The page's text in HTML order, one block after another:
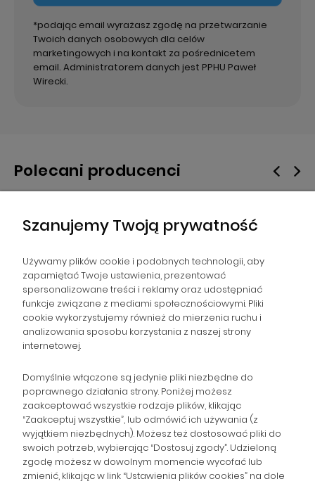
*podając email wyrażasz zgodę na przetwarzanie
Twoich danych osobowych dla celów
marketingowych i na kontakt za pośrednicetem
email. Administratorem danych jest PPHU Paweł
Wirecki.
Polecani producenci
NAWIGACJA
POMOC
ZAMÓWIENIA
POPULARNE KATEGORIE
Gromadzka 46
Zapisz się na Newsletter i
Szanujemy Twoją prywatność
Używamy plików cookie i podobnych technologii, aby
zapamiętać Twoje ustawienia, prezentować
spersonalizowane treści i reklamy oraz udostępniać
funkcje związane z mediami społecznościowymi. Pliki
cookie wykorzystujemy również do mierzenia ruchu i
analizowania sposobu korzystania z naszej strony
internetowej.
Domyślnie włączone są jedynie pliki niezbędne do
poprawnego działania strony. Poniżej możesz
zaakceptować wszystkie rodzaje plików, klikając
“Zaakceptuj wszystkie”, lub odmówić ich używania (z
wyjątkiem niezbędnych). Możesz też dostosować pliki do
swoich potrzeb, wybierając “Dostosuj zgody”. Udzieloną
zgodę możesz w dowolnym momencie wycofać lub
zmienić, klikając w link “Ustawienia plików cookies” na dole